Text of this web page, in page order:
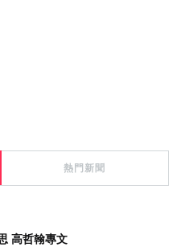
熱門新聞
高哲翰專文